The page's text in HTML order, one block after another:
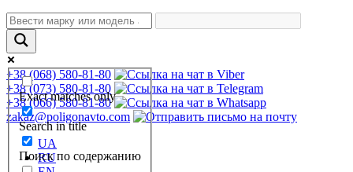
Exact matches only
Search in title
Поиск по содержанию
+38 (068) 580-81-80
+38 (073) 580-81-80
+38 (066) 580-81-80
zakaz@poligonavto.com
UA
RU